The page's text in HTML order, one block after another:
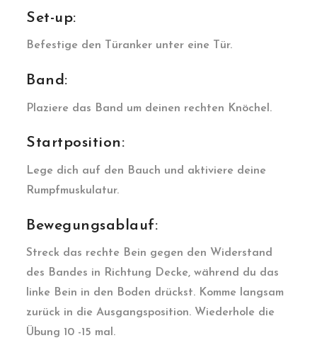
Set-up:
Befestige den Türanker unter eine Tür.
Band:
Plaziere das Band um deinen rechten Knöchel.
Startposition:
Lege dich auf den Bauch und aktiviere deine
Rumpfmuskulatur.
Bewegungsablauf:
Streck das rechte Bein gegen den Widerstand
des Bandes in Richtung Decke, während du das
linke Bein in den Boden drückst. Komme langsam
zurück in die Ausgangsposition. Wiederhole die
Übung 10 -15 mal.